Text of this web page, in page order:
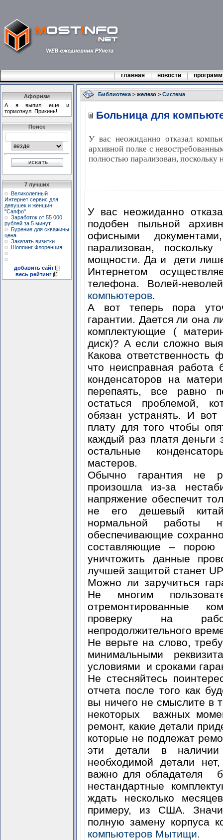
главная новости
Афоризм
А я выпил еще и
тормознул. Прикинь!
Поиск
7 лучших
Великолепный
Интернет сервис для
девушек и женщин
"Сапфо"
Заработок от 55 000
рублей за 5 минут
Бурение для скважины
цена
Заказать визитки
Шоппинг Флоренция
добавить сайт
весь рейтинг
Библиотека> железо> Система
Больница для
У вас неожиданно отказал
архивной полке с
полностью парализован,
У вас неожиданно
подобен пыльной
офисными
парализован,
мощности. Да и дети
Интернетом
телефона. Волей-
компьютеров.
А вот теперь пора
гарантии. Дается ли она
комплектующие (
диск)? А если сложно
Какова
что неисправная работа
конденсаторов на
перепаять, все равно
остаться проблемой,
обязан устранять. И
плату для того чтобы
каждый раз платя деньги
остальные
мастеров.
Обычно гарантия не
произошла из-за
напряжение обеспечит
не его дешевый
нормальной работы
обеспечивающие
составляющие – порою
уничтожить данные
лучшей защитой станет
Можно ли заручиться
Не многим
отремонтированные
проверку на
непродолжительного
Не верьте на слово,
минимальными
условиями и сроками
Не стесняйтесь
отчета после того как
вы ничего не смыслите в
некоторых важных
ремонт, какие детали
которые не подлежат
эти детали в
необходимой детали
важно для обладателя
нестандартные
ждать несколько
примеру, из США.
полную замену корпуса
компьютеров Мытищи.